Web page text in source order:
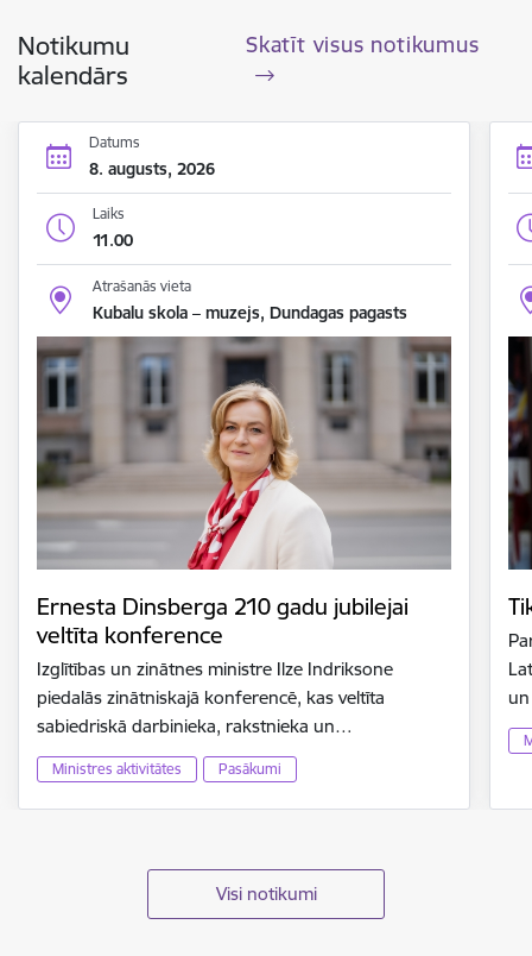
Notikumu
kalendārs
Skatīt visus notikumus
Datums
8. augusts, 2026
Laiks
11.00
Atrašanās vieta
Kubalu skola – muzejs, Dundagas pagasts
Ernesta Dinsberga 210 gadu jubilejai
veltīta konference
Izglītības un zinātnes ministre Ilze Indriksone
piedalās zinātniskajā konferencē, kas veltīta
sabiedriskā darbinieka, rakstnieka un…
Ministres aktivitātes Pasākumi
Visi notikumi